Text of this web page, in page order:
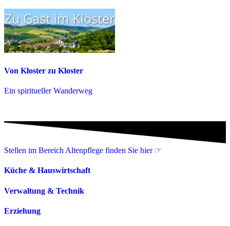
Von Kloster zu Kloster
Ein spiritueller Wanderweg
Stellen im Bereich Altenpflege finden Sie hier ☞
Küche & Hauswirtschaft
Verwaltung & Technik
Erziehung